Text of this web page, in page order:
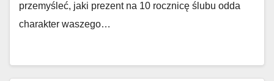
przemyśleć, jaki prezent na 10 rocznicę ślubu odda
charakter waszego…